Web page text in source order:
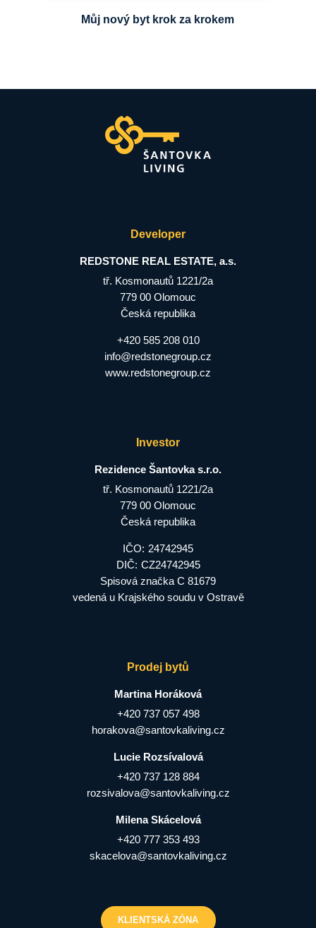
Můj nový byt krok za krokem
Developer
REDSTONE REAL ESTATE, a.s.
tř. Kosmonautů 1221/2a
779 00 Olomouc
Česká republika
+420 585 208 010
info@redstonegroup.cz
www.redstonegroup.cz
Investor
Rezidence Šantovka s.r.o.
tř. Kosmonautů 1221/2a
779 00 Olomouc
Česká republika
IČO: 24742945
DIČ: CZ24742945
Spisová značka C 81679
vedená u Krajského soudu v Ostravě
Prodej bytů
Martina Horáková
+420 737 057 498
horakova@santovkaliving.cz
Lucie Rozsívalová
+420 737 128 884
rozsivalova@santovkaliving.cz
Milena Skácelová
+420 777 353 493
skacelova@santovkaliving.cz
KLIENTSKÁ ZÓNA